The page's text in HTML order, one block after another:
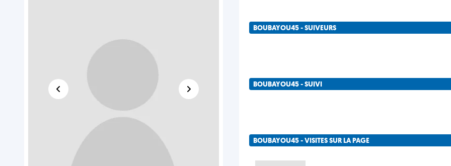
BOUBAYOU45 - SUIVEURS
BOUBAYOU45 - SUIVI
BOUBAYOU45 - VISITES SUR LA PAGE